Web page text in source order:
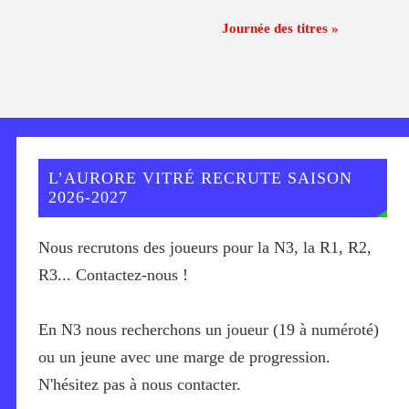
Journée des titres »
L’AURORE VITRÉ RECRUTE SAISON
2026-2027
Nous recrutons des joueurs pour la N3, la R1, R2,
R3... Contactez-nous !
En N3 nous recherchons un joueur (19 à numéroté)
ou un jeune avec une marge de progression.
N'hésitez pas à nous contacter.